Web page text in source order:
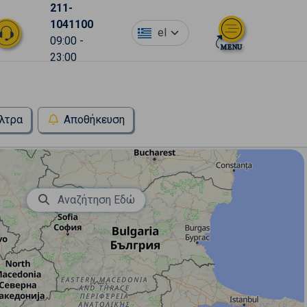
211-
1041100
09:00 -
23:00
el
Αποθήκευση
Αναζήτηση Εδώ